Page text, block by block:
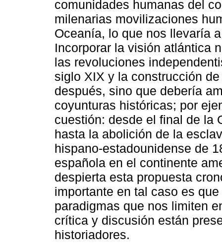
comunidades humanas del
milenarias movilizaciones
Oceanía, lo que nos llevaría
Incorporar la visión atlántica
las revoluciones
siglo XIX y la construcción
después, sino que debería
coyunturas históricas; por
cuestión: desde el final de la
hasta la abolición de la
hispano-estadounidense de
española en el continente
despierta esta propuesta
importante en tal caso es
paradigmas que nos limiten
crítica y discusión están
historiadores.